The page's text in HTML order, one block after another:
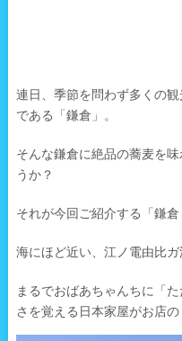
連日、季節を問わず多くの
である「鎌倉」。
そんな鎌倉に絶品の蕎麦を
うか？
それが今回ご紹介する「鎌倉
海にほど近い、江ノ電由比ガ
まるでおばあちゃんちに「
さを覚える日本家屋がお店の